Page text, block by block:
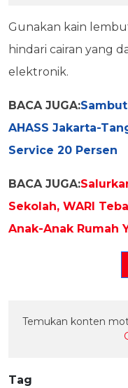
Gunakan kain
hindari cairan yang
elektronik.
BACA JUGA:
AHASS Jakarta-
Service 20 Persen
BACA JUGA:
Sekolah, WARI
Anak-Anak Rumah
Temukan konten
Tag